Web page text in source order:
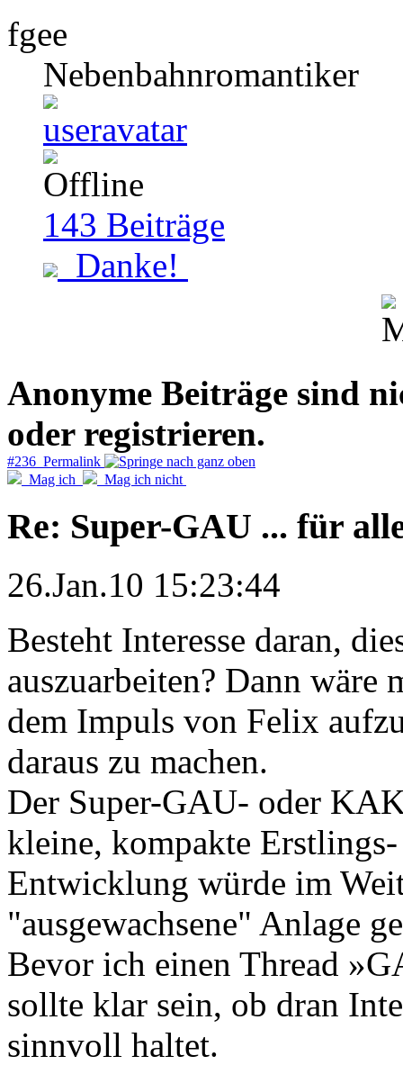
fgee
Nebenbahnromantiker
143 Beiträge
Danke!
Anonyme Beiträge sind
oder registrieren.
#236 Permalink
Mag ich
Mag ich nicht
Re: Super-GAU ... für
26.Jan.10 15:23:44
Besteht Interesse daran,
auszuarbeiten? Dann wäre
dem Impuls von Felix
daraus zu machen.
Der Super-GAU- oder
kleine, kompakte
Entwicklung würde im
"ausgewachsene" Anlage
Bevor ich einen Thread
sollte klar sein, ob dran
sinnvoll haltet.